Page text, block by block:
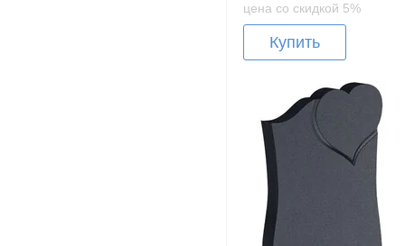
цена со скидкой 5%
Купить